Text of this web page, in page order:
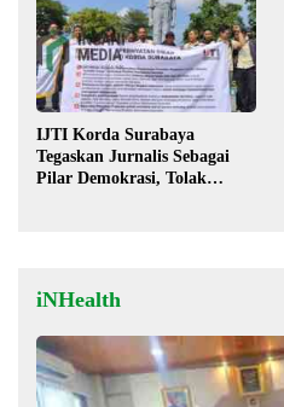
IJTI Korda Surabaya
Tegaskan Jurnalis Sebagai
Pilar Demokrasi, Tolak
iNHealth